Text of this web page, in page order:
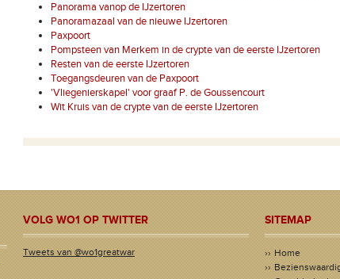
Panorama vanop de IJzertoren
Panoramazaal van de nieuwe IJzertoren
Paxpoort
Pompsteen van Merkem in de crypte van de eerste IJzertoren
Resten van de eerste IJzertoren
Toegangsdeuren van de Paxpoort
'Vliegenierskapel' voor graaf P. de Goussencourt
Wit Kruis van de crypte van de eerste IJzertoren
VOLG WO1 OP TWITTER
Tweets van @wo1greatwar
SITEMAP
Home